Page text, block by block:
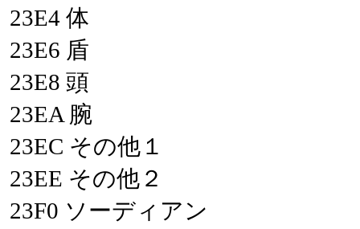
23E4 体
23E6 盾
23E8 頭
23EA 腕
23EC その他１
23EE その他２
23F0 ソーディアン